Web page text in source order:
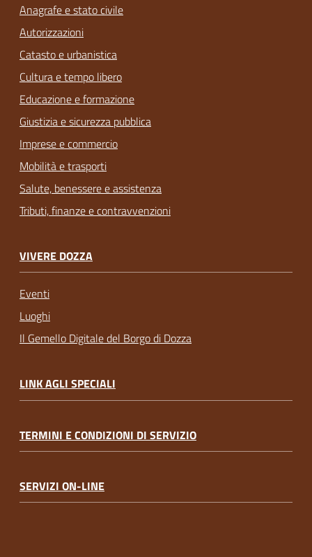
Anagrafe e stato civile
Autorizzazioni
Catasto e urbanistica
Cultura e tempo libero
Educazione e formazione
Giustizia e sicurezza pubblica
Imprese e commercio
Mobilità e trasporti
Salute, benessere e assistenza
Tributi, finanze e contravvenzioni
VIVERE DOZZA
Eventi
Luoghi
Il Gemello Digitale del Borgo di Dozza
LINK AGLI SPECIALI
TERMINI E CONDIZIONI DI SERVIZIO
SERVIZI ON-LINE